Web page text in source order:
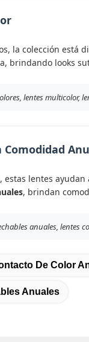
la colección está
brindando looks
lentes multicolor,
Comodidad
, estas lentes
, brindan
anuales, lentes
De Color
Anuales